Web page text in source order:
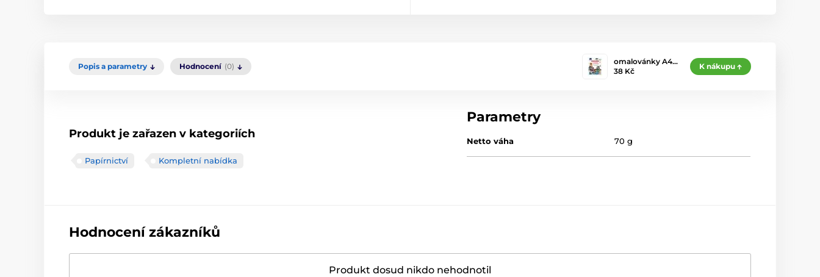
Popis a parametry Hodnocení (0)
omalovánky A4…
38 Kč
K nákupu
Produkt je zařazen v kategoriích
Papírnictví Kompletní nabídka
Parametry
Netto váha 70 g
Hodnocení zákazníků
Produkt dosud nikdo nehodnotil